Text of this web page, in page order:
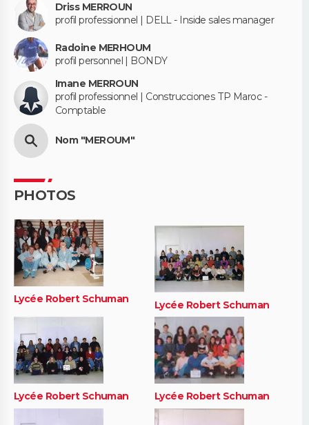
Driss MERROUN
profil professionnel | DELL - Inside sales manager
Radoine MERHOUM
profil personnel | BONDY
Imane MERROUN
profil professionnel | Construcciones TP Maroc -
Comptable
Nom "MEROUM"
PHOTOS
Lycée Robert Schuman Lycée Robert Schuman
Lycée Robert Schuman Lycée Robert Schuman